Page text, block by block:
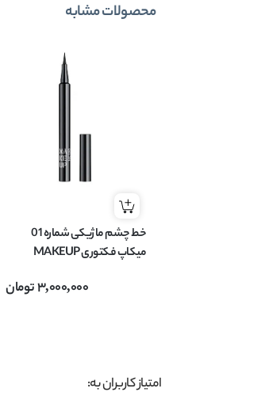
محصولات مشابه
خط چشم ماژیکی شماره 01
میکاپ فکتوری MAKEUP
3,000,000تومان
امتیاز کاربران به: